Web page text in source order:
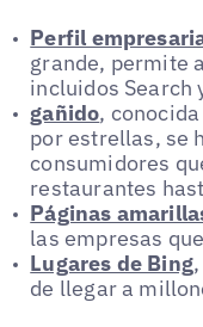
Perfil
grande, permite
incluidos Search
gañido,
por estrellas, se
consumidores
restaurantes
Páginas
las empresas
Lugares de Bing
de llegar a